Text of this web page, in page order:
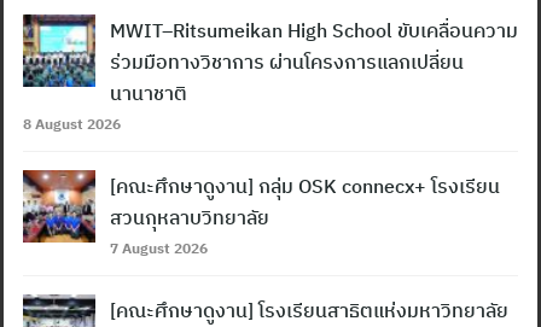
MWIT–Ritsumeikan High School ขับเคลื่อนความ
ร่วมมือทางวิชาการ ผ่านโครงการแลกเปลี่ยน
นานาชาติ
8 August 2026
[คณะศึกษาดูงาน] กลุ่ม OSK connecx+ โรงเรียน
สวนกุหลาบวิทยาลัย
7 August 2026
[คณะศึกษาดูงาน] โรงเรียนสาธิตแห่งมหาวิทยาลัย